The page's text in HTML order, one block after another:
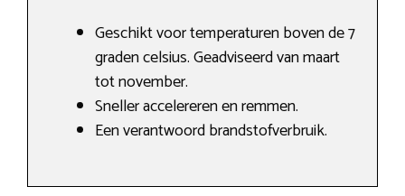
Geschikt voor temperaturen boven de 7
graden celsius. Geadviseerd van maart
tot november.
Sneller accelereren en remmen.
Een verantwoord brandstofverbruik.